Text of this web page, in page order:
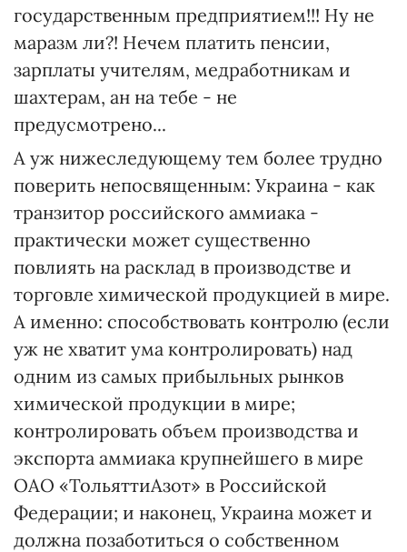
государственным предприятием!!! Ну не
маразм ли?! Нечем платить пенсии,
зарплаты учителям, медработникам и
шахтерам, ан на тебе - не
предусмотрено...
А уж нижеследующему тем более трудно
поверить непосвященным: Украина - как
транзитор российского аммиака -
практически может существенно
повлиять на расклад в производстве и
торговле химической продукцией в мире.
А именно: способствовать контролю (если
уж не хватит ума контролировать) над
одним из самых прибыльных рынков
химической продукции в мире;
контролировать объем производства и
экспорта аммиака крупнейшего в мире
ОАО «ТольяттиАзот» в Российской
Федерации; и наконец, Украина может и
должна позаботиться о собственном